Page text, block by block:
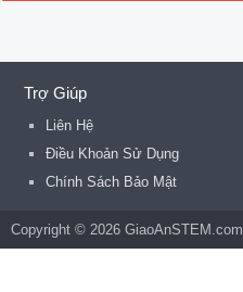
Trợ Giúp
Liên Hệ
Điều Khoản Sử Dụng
Chính Sách Bảo Mật
Copyright © 2026 GiaoAnSTEM.com